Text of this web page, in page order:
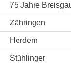
75 Jahre
Zähringen
Herdern
Stühlinger